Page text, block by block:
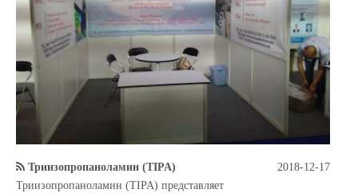
Триизопропаноламин (TIPA)
Триизопропаноламин (TIPA) представляет
2018-12-17